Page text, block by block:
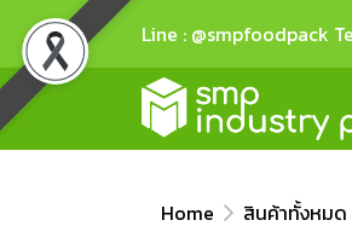
Line : @smpfoodpack
Home สินค้าทั้งหมด